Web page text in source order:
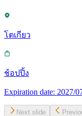
โตเกียว
ช้อปปิ้ง
Expiration date: 2027/
Next slide